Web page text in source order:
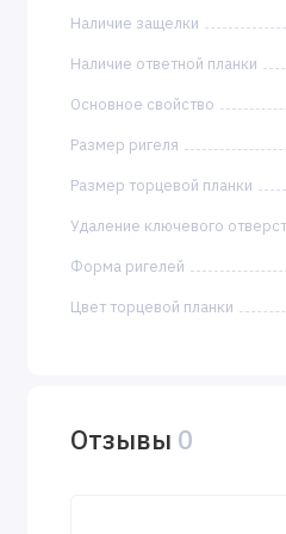
Наличие защелки
Наличие ответной планки
Основное свойство
Размер ригеля
Размер торцевой планки
Удаление ключевого
Форма ригелей
Цвет торцевой планки
Отзывы 0